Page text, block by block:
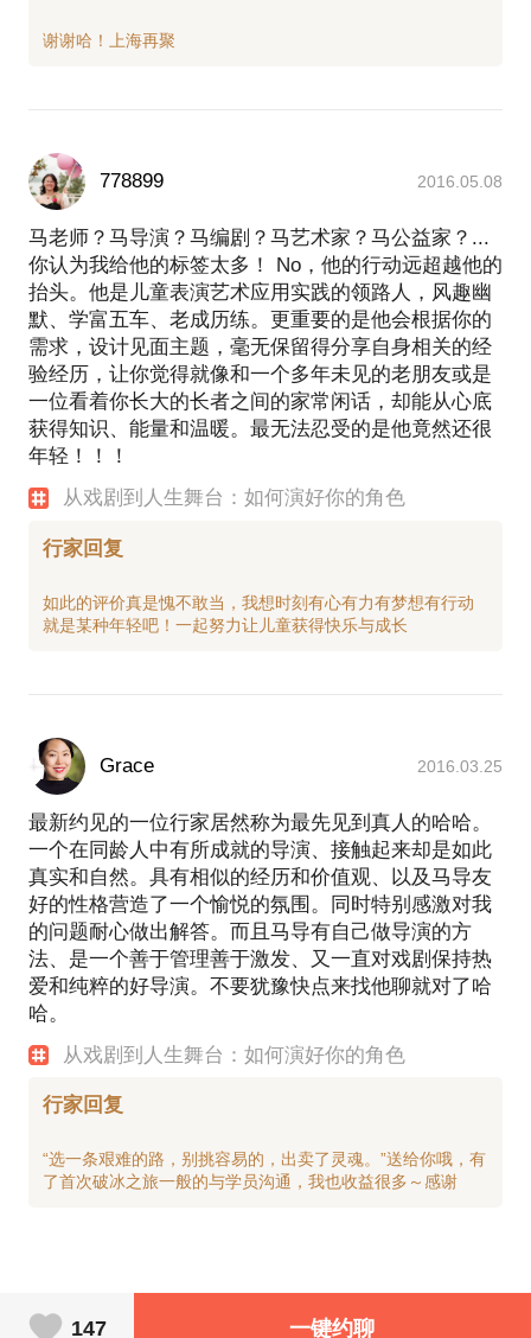
778899 2016.05.08
马老师？马导演？马编剧？马艺术家？马公益家？...
你认为我给他的标签太多！ No，他的行动远超越他的
抬头。他是儿童表演艺术应用实践的领路人，风趣幽
默、学富五车、老成历练。更重要的是他会根据你的
需求，设计见面主题，毫无保留得分享自身相关的经
验经历，让你觉得就像和一个多年未见的老朋友或是
一位看着你长大的长者之间的家常闲话，却能从心底
获得知识、能量和温暖。最无法忍受的是他竟然还很
年轻！！！
从戏剧到人生舞台：如何演好你的角色
行家回复
如此的评价真是愧不敢当，我想时刻有心有力有梦想有行动
Grace 2016.03.25
最新约见的一位行家居然称为最先见到真人的哈哈。
一个在同龄人中有所成就的导演、接触起来却是如此
真实和自然。具有相似的经历和价值观、以及马导友
好的性格营造了一个愉悦的氛围。同时特别感激对我
的问题耐心做出解答。而且马导有自己做导演的方
法、是一个善于管理善于激发、又一直对戏剧保持热
爱和纯粹的好导演。不要犹豫快点来找他聊就对了哈
哈。
从戏剧到人生舞台：如何演好你的角色
行家回复
“选一条艰难的路，别挑容易的，出卖了灵魂。”送给你哦，有
147 一键约聊